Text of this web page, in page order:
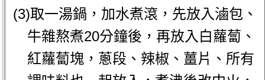
(3)取一湯鍋，加水煮滾，先放入滷包、
牛雜熬煮20分鐘後，再放入白蘿蔔、
紅蘿蔔塊，蔥段、辣椒、薑片、所有